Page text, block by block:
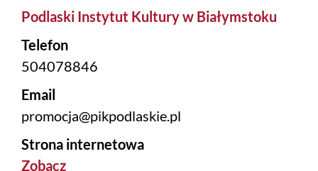
Podlaski Instytut Kultury w Białymstoku
Telefon
504078846
Email
promocja@pikpodlaskie.pl
Strona internetowa
Zobacz